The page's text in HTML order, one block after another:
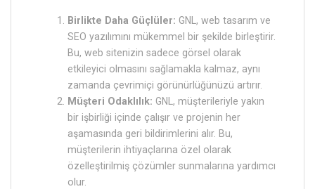
Birlikte Daha Güçlüler: GNL, web tasarım ve
SEO yazılımını mükemmel bir şekilde birleştirir.
Bu, web sitenizin sadece görsel olarak
etkileyici olmasını sağlamakla kalmaz, aynı
zamanda çevrimiçi görünürlüğünüzü artırır.
Müşteri Odaklılık: GNL, müşterileriyle yakın
bir işbirliği içinde çalışır ve projenin her
aşamasında geri bildirimlerini alır. Bu,
müşterilerin ihtiyaçlarına özel olarak
özelleştirilmiş çözümler sunmalarına yardımcı
olur.